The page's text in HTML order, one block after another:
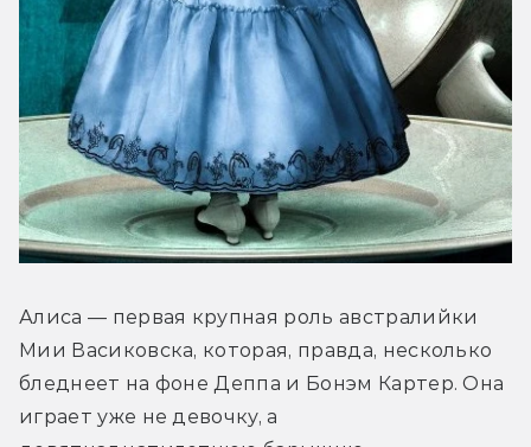
Алиса — первая крупная роль австралийки
Мии Васиковска, которая, правда, несколько
бледнеет на фоне Деппа и Бонэм Картер. Она
играет уже не девочку, а